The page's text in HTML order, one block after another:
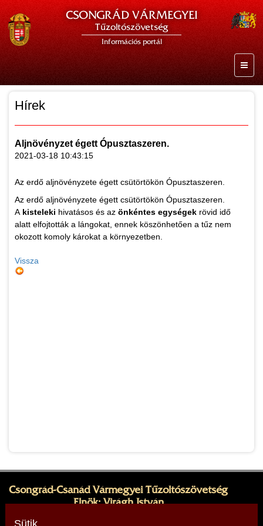
CSONGRÁD VÁRMEGYEI
Tűzoltószövetség
Információs portál
Hírek
Aljnövényzet égett Ópusztaszeren.
2021-03-18 10:43:15
Az erdő aljnövényzete égett csütörtökön Ópusztaszeren.
Az erdő aljnövényzete égett csütörtökön Ópusztaszeren.
A kisteleki hivatásos és az önkéntes egységek rövid idő
alatt elfojtották a lángokat, ennek köszönhetően a tűz nem
okozott komoly károkat a környezetben.
Vissza
Csongrád-Csanád Vármegyei Tűzoltószövetség
Elnök: Virágh István
Sütik